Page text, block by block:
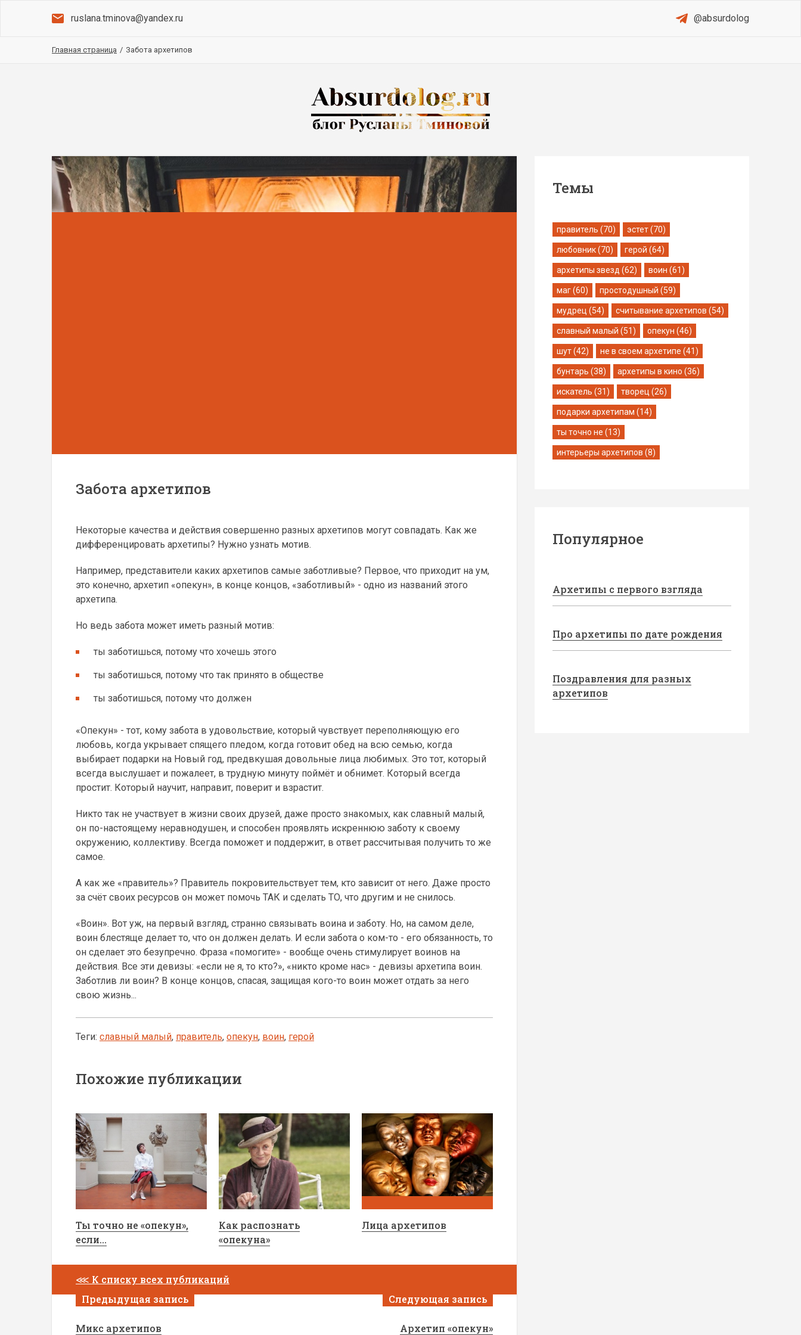
ruslana.tminova@yandex.ru @absurdolog
Главная страница / Забота архетипов
Забота архетипов
Некоторые качества и действия совершенно разных архетипов могут совпадать. Как же
дифференцировать архетипы? Нужно узнать мотив.
Например, представители каких архетипов самые заботливые? Первое, что приходит на ум,
это конечно, архетип «опекун», в конце концов, «заботливый» - одно из названий этого
архетипа.
Но ведь забота может иметь разный мотив:
ты заботишься, потому что хочешь этого
ты заботишься, потому что так принято в обществе
ты заботишься, потому что должен
«Опекун» - тот, кому забота в удовольствие, который чувствует переполняющую его
любовь, когда укрывает спящего пледом, когда готовит обед на всю семью, когда
выбирает подарки на Новый год, предвкушая довольные лица любимых. Это тот, который
всегда выслушает и пожалеет, в трудную минуту поймёт и обнимет. Который всегда
простит. Который научит, направит, поверит и взрастит.
Никто так не участвует в жизни своих друзей, даже просто знакомых, как славный малый,
он по-настоящему неравнодушен, и способен проявлять искреннюю заботу к своему
окружению, коллективу. Всегда поможет и поддержит, в ответ рассчитывая получить то же
самое.
А как же «правитель»? Правитель покровительствует тем, кто зависит от него. Даже просто
за счёт своих ресурсов он может помочь ТАК и сделать ТО, что другим и не снилось.
«Воин». Вот уж, на первый взгляд, странно связывать воина и заботу. Но, на самом деле,
воин блестяще делает то, что он должен делать. И если забота о ком-то - его обязанность, то
он сделает это безупречно. Фраза «помогите» - вообще очень стимулирует воинов на
действия. Все эти девизы: «если не я, то кто?», «никто кроме нас» - девизы архетипа воин.
Заботлив ли воин? В конце концов, спасая, защищая кого-то воин может отдать за него
свою жизнь...
Теги: славный малый, правитель, опекун, воин, герой
Похожие публикации
Ты точно не «опекун»,
если...
Как распознать
«опекуна»
Лица архетипов
⋘ К списку всех публикаций
Предыдущая запись
Микс архетипов
Следующая запись
Архетип «опекун»
Темы
правитель (70) эстет (70)
любовник (70) герой (64)
архетипы звезд (62) воин (61)
маг (60) простодушный (59)
мудрец (54) считывание архетипов (54)
славный малый (51) опекун (46)
шут (42) не в своем архетипе (41)
бунтарь (38) архетипы в кино (36)
искатель (31) творец (26)
подарки архетипам (14)
ты точно не (13)
интерьеры архетипов (8)
Популярное
Архетипы с первого взгляда
Про архетипы по дате рождения
Поздравления для разных
архетипов